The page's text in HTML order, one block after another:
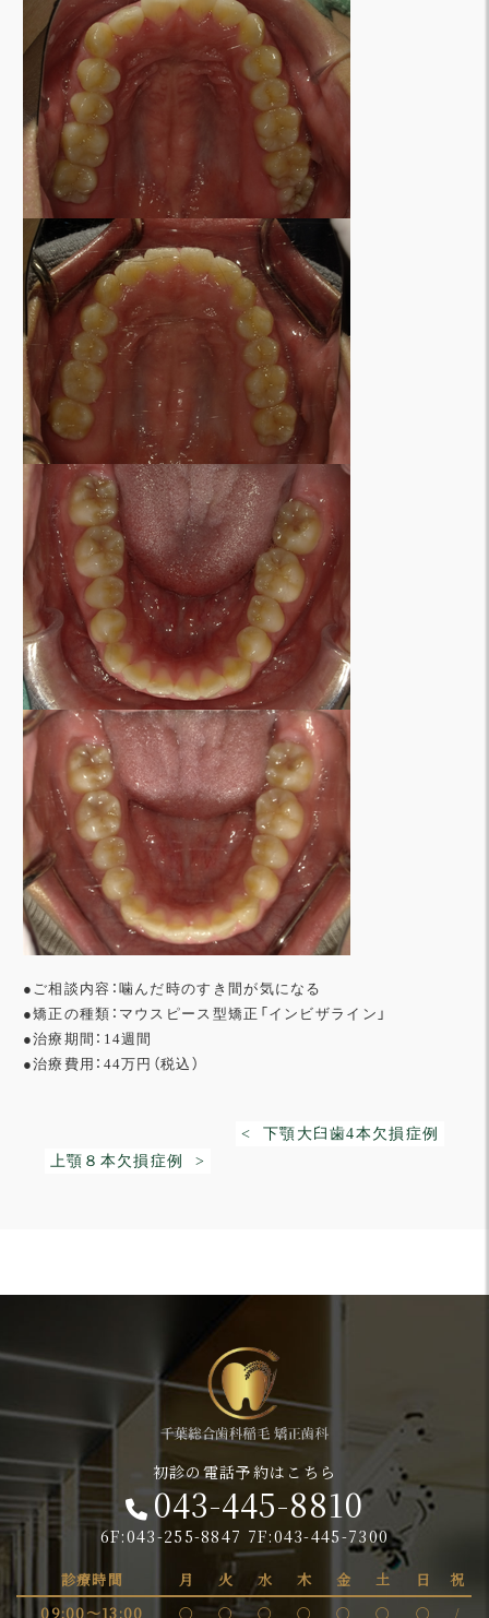
●ご相談内容：噛んだ時のすき間が気になる
●矯正の種類：マウスピース型矯正「インビザライン」
●治療期間：14週間
●治療費用：44万円（税込）
< 下顎大臼歯4本欠損症例
上顎８本欠損症例 >
初診の電話予約はこちら
043-445-8810
6F:043-255-8847 7F:043-445-7300
診療時間 月 火 水 木 金 土 日
祝
09:00～13:00
〇 〇 〇 〇 〇 〇 〇 /